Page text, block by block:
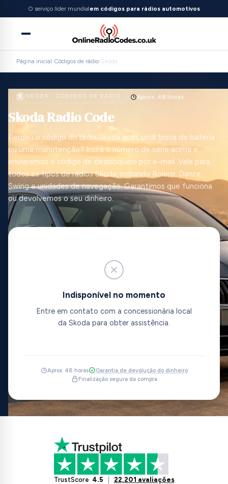
O serviço líder mundialem códigos para rádios automotivos
Página inicial›Códigos de rádio›Skoda
SKODA · CÓDIGOS DE RÁDIO Aprox. 48 horas
Skoda Radio Code
Perdeu o código do rádio Skoda após uma troca de bateria
ou uma manutenção? Insira o número de série acima e
enviaremos o código de desbloqueio por e-mail. Vale para
todos os tipos de rádios Skoda, incluindo Bolero, Dance,
Swing e unidades de navegação. Garantimos que funciona
ou devolvemos o seu dinheiro.
Indisponível no momento
Entre em contato com a concessionária local
da Skoda para obter assistência.
Aprox. 48 horas
Garantia de devolução do dinheiro
Finalização segura da compra
TrustScore 4.5 22,201 avaliações